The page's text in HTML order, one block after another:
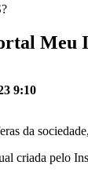
Meu
9:10
da
criada pelo